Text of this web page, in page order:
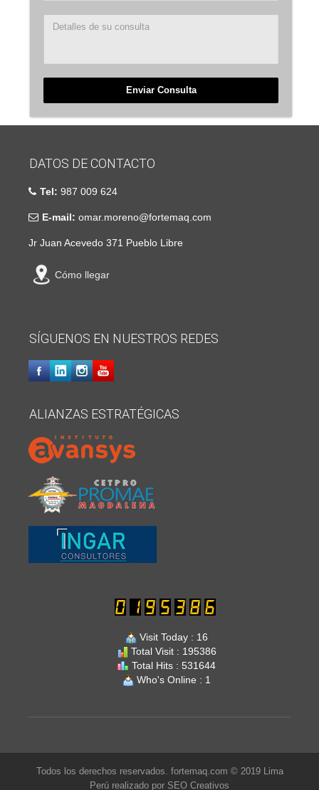
Enviar Consulta
DATOS DE CONTACTO
Tel: 987 009 624
E-mail: omar.moreno@fortemaq.com
Jr Juan Acevedo 371 Pueblo Libre
Cómo llegar
SÍGUENOS EN NUESTROS REDES
ALIANZAS ESTRATÉGICAS
Visit Today : 16
Total Visit : 195386
Total Hits : 531644
Who's Online : 1
Todos los derechos reservados. fortemaq.com © 2019 Lima
Perú realizado por SEO Creativos